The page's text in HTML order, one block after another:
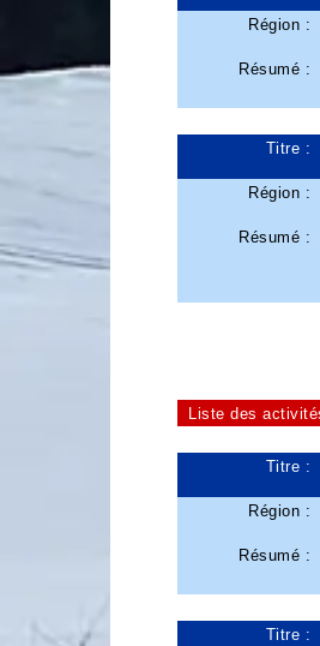
Région
Résumé
Titre :
Région :
Résumé :
Liste des
Titre :
Région :
Résumé :
Titre :